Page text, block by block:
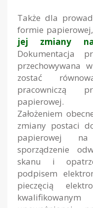
Także dla
formie
jej zmiany
Dokumentacja
przechowywana
zostać
pracowniczą
papierowej.
Założeniem
zmiany postaci
papierowej na
sporządzenie
skanu i
podpisem
pieczęcią
kwalifikowanym